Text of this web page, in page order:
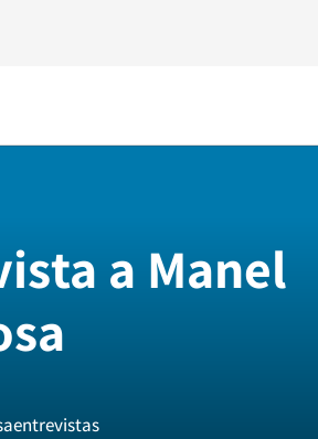
a Manel
entrevistas